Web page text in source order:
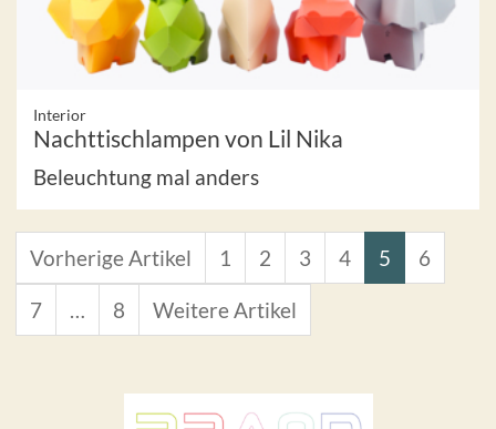
Interior
Nachttischlampen von Lil Nika
Beleuchtung mal anders
Vorherige Artikel 1 2 3 4 5 6
7 … 8 Weitere Artikel